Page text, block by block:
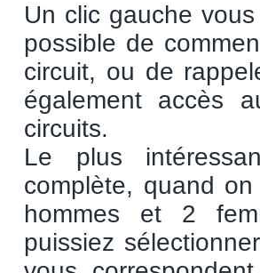
Un clic gauche
possible de
circuit, ou de
également accès
circuits.
Le plus
complète, quand
hommes et 2
puissiez